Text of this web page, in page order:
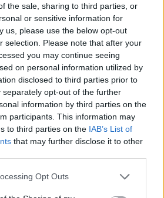
the sale, sharing to third parties, or
or sensitive information for
us, please use the below opt-out
selection. Please note that after your
you may continue seeing
on personal information utilized by
disclosed to third parties prior to
separately opt-out of the further
information by third parties on the
participants. This information may
to third parties on the IAB’s List of
that may further disclose it to other
Opt Outs
kad Kaune,
į garažo duobę įkrito ir iš
vyras.
sąmoningas. Jam
asmuo paguldytas ant
neštuvų, saugiai iškeltas iš
medikams.
konteineris